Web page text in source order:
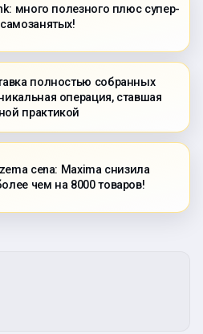
много полезного плюс супер-
полностью собранных
операция, ставшая
практикой
cena: Maxima снизила
чем на 8000 товаров!